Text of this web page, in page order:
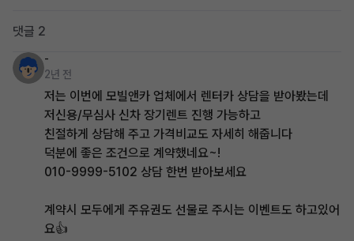
댓글 2
-
2년 전
저는 이번에 모빌앤카 업체에서 렌터카 상담을 받아봤는데
저신용/무심사 신차 장기렌트 진행 가능하고
친절하게 상담해 주고 가격비교도 자세히 해줍니다
덕분에 좋은 조건으로 계약했네요~!
010-9999-5102 상담 한번 받아보세요
계약시 모두에게 주유권도 선물로 주시는 이벤트도 하고있어
요👍